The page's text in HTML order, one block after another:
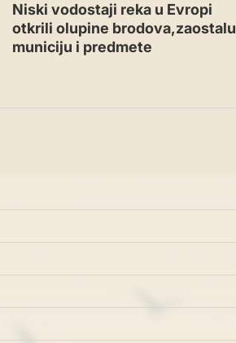
Niski vodostaji reka u Evropi
otkrili olupine brodova,zaostalu
municiju i predmete